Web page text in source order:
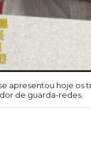
apresentou hoje os
de guarda-redes.